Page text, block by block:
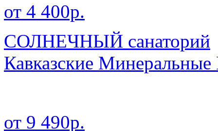
от 4 400р.
СОЛНЕЧНЫЙ санаторий
Кавказские
от 9 490р.